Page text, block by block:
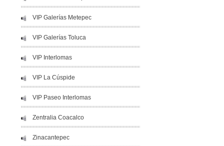
VIP Galerías Metepec
VIP Galerías Toluca
VIP Interlomas
VIP La Cúspide
VIP Paseo Interlomas
Zentralia Coacalco
Zinacantepec